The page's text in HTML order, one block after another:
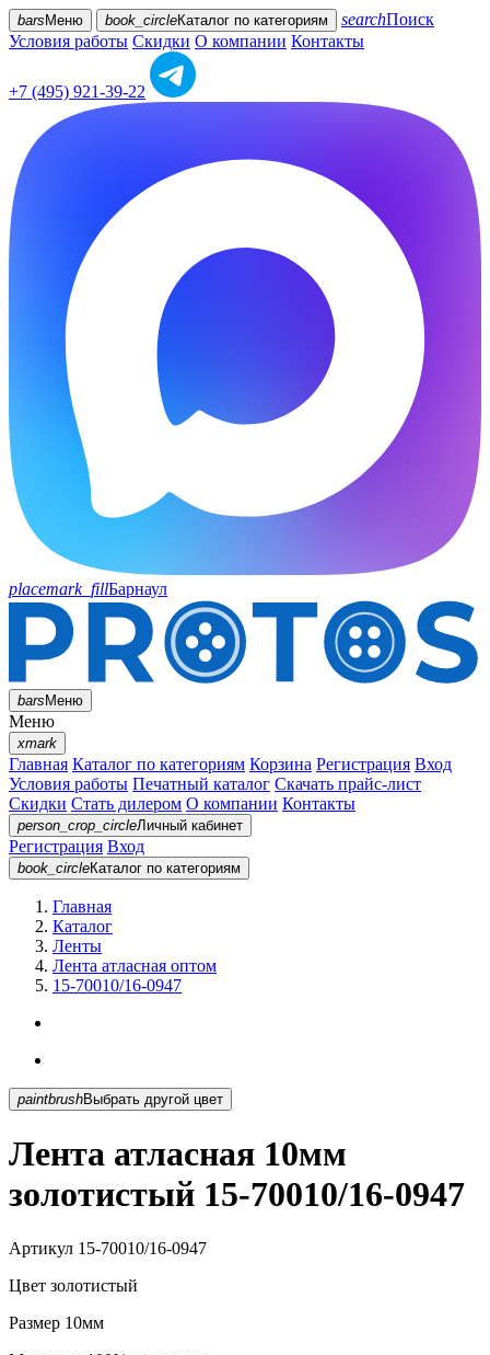
bars Меню book_circleКаталог по категориям searchПоиск
Условия работы Скидки О компании Контакты
+7 (495) 921-39-22
placemark_fillБарнаул
barsМеню
Меню
xmark
Главная Каталог по категориям Корзина Регистрация Вход
Условия работы Печатный каталог Скачать прайс-лист
Скидки Стать дилером О компании Контакты
person_crop_circleЛичный кабинет
Регистрация Вход
book_circleКаталог по категориям
Главная
Каталог
Ленты
Лента атласная оптом
15-70010/16-0947
paintbrush Выбрать другой цвет
Лента атласная 10мм
золотистый 15-70010/16-0947
Артикул 15-70010/16-0947
Цвет золотистый
Размер 10мм